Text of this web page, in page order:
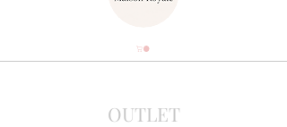
OUTLET